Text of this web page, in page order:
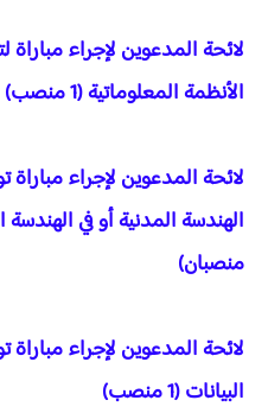
لائحة المدعوين لإجراء
الأنظمة المعلوماتية (1 منصب)
لائحة المدعوين لإجراء
منصبان)
لائحة المدعوين لإجراء
البيانات (1 منصب)